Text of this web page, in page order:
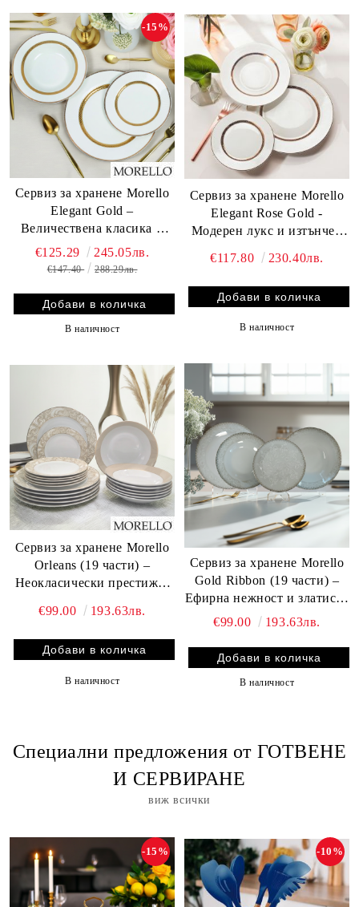
Сервиз за хранене Morello
Elegant Gold –
Величествена класика и
кралски блясък, 18 ч. New
Bone
-15%
€125.29 245.05лв.
€147.40 288.29лв.
В наличност
Сервиз за хранене Morello
Elegant Rose Gold -
Модерен лукс и изтънчен
€117.80 230.40лв.
В наличност
Сервиз за хранене Morello
Orleans (19 части) –
Неокласически престиж и
€99.00 193.63лв.
В наличност
Сервиз за хранене Morello
Gold Ribbon (19 части) –
Ефирна нежност и златисто
сияние
€99.00 193.63лв.
В наличност
Специални предложения от ГОТВЕНЕ
И СЕРВИРАНЕ
виж всички
-15% -10%